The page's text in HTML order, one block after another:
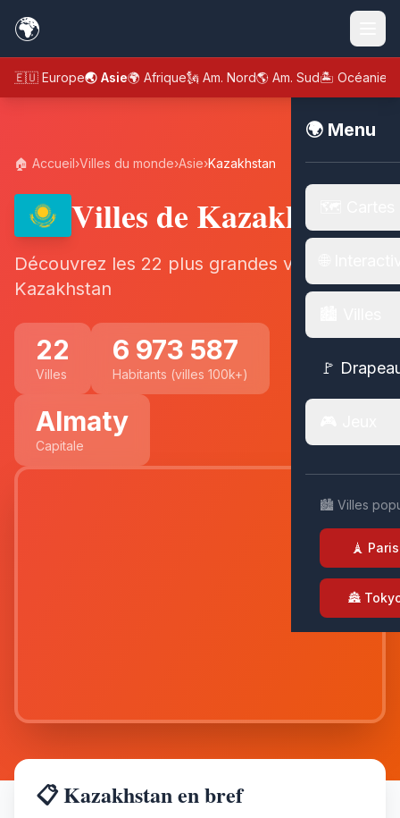
🌍
🇪🇺 Europe🌏 Asie🌍 Afrique🗽 Am. Nord🌎 Am. Sud🏝️ Océanie
🌍 Menu
🚩
🏙️ Villes
🗼 Paris
🏯
🏠 Accueil›Villes du monde›Asie›Kazakhstan
Villes de Kazakhstan
Découvrez les 22 plus grandes villes de
Kazakhstan
22
Villes
6 973 587
Habitants (villes 100k+)
Almaty
Capitale
📋 Kazakhstan en bref